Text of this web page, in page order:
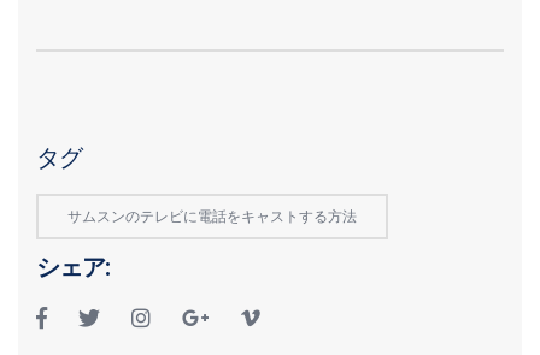
タグ
サムスンのテレビに電話をキャストする方法
シェア: